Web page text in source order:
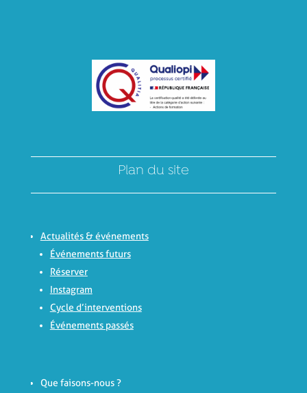
Plan du site
Actualités & événements
Événements futurs
Réserver
Instagram
Cycle d’interventions
Événements passés
Que faisons-nous ?